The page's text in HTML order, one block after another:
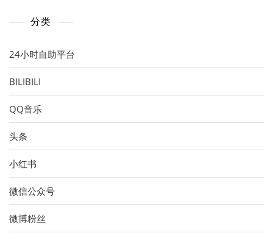
分类
24小时自助平台
BILIBILI
QQ音乐
头条
小红书
微信公众号
微博粉丝